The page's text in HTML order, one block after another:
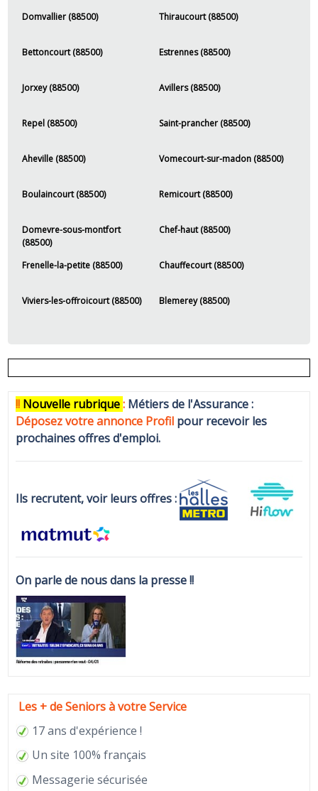
Domvallier (88500) Thiraucourt (88500)
Bettoncourt (88500) Estrennes (88500)
Jorxey (88500) Avillers (88500)
Repel (88500) Saint-prancher (88500)
Aheville (88500) Vomecourt-sur-madon (88500)
Boulaincourt (88500) Remicourt (88500)
Domevre-sous-montfort
(88500)
Chef-haut (88500)
Frenelle-la-petite (88500) Chauffecourt (88500)
Viviers-les-offroicourt (88500) Blemerey (88500)
!! Nouvelle rubrique: Métiers de l'Assurance :
Déposez votre annonce Profil pour recevoir les
prochaines offres d'emploi.
Ils recrutent, voir leurs offres :
On parle de nous dans la presse !!
Les + de Seniors à votre Service
17 ans d'expérience !
Un site 100% français
Messagerie sécurisée